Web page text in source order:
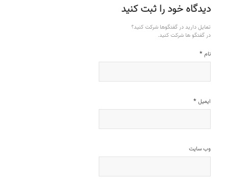
دیدگاه خود را ثبت کنید
تمایل دارید در گفتگوها شرکت کنید؟
در گفتگو ها شرکت کنید.
نام *
ایمیل *
وب‌ سایت